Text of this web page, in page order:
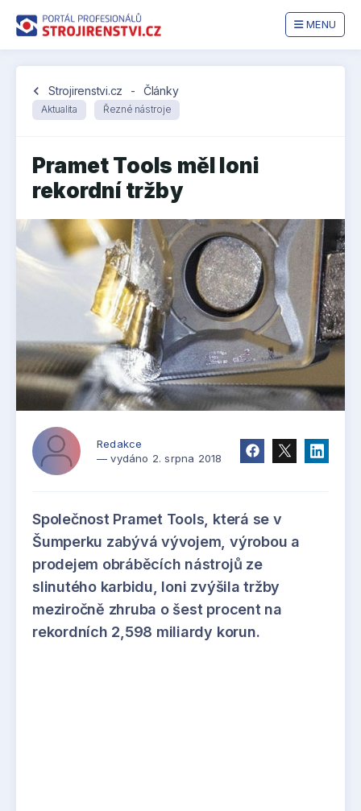
MENU
chevron_left Strojirenstvi.cz - Články
Aktualita Řezné nástroje
Pramet Tools měl loni
rekordní tržby
Redakce
— vydáno 2. srpna 2018
Společnost Pramet Tools, která se v
Šumperku zabývá vývojem, výrobou a
prodejem obráběcích nástrojů ze
slinutého karbidu, loni zvýšila tržby
meziročně zhruba o šest procent na
rekordních 2,598 miliardy korun.